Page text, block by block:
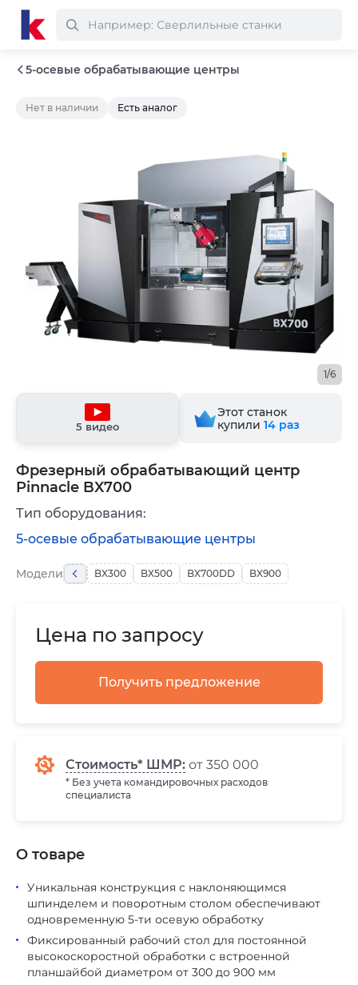
5-осевые обрабатывающие центры
Нет в наличии Есть аналог
Фрезерный обрабатывающий центр
Pinnacle BX700
1/6
5 видео
Этот станок
купили 14 раз
Цена по запросу
Получить предложение
Стоимость* ШМР: от 350 000
* Без учета командировочных расходов
специалиста
Модели BX300 BX500 BX700DD BX900
Тип оборудования:
5-осевые обрабатывающие центры
Уникальная конструкция с наклоняющимся
шпинделем и поворотным столом обеспечивают
одновременную 5-ти осевую обработку
Фиксированный рабочий стол для постоянной
высокоскоростной обработки с встроенной
планшайбой диаметром от 300 до 900 мм
О товаре